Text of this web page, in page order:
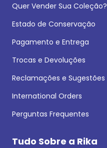
Quer Vender Sua Coleção?
Estado de Conservação
Pagamento e Entrega
Trocas e Devoluções
Reclamações e Sugestões
International Orders
Perguntas Frequentes
Tudo Sobre a Rika